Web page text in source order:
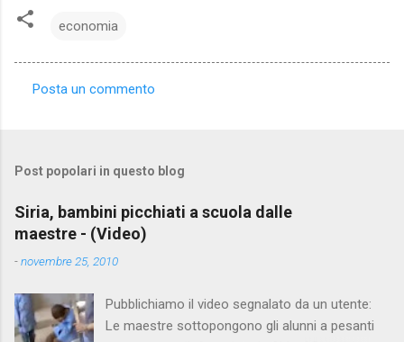
economia
e
n
t
Posta un commento
Post popolari in questo blog
Siria, bambini picchiati a scuola dalle
maestre - (Video)
-novembre 25, 2010
Pubblichiamo il video segnalato da un utente:
Le maestre sottopongono gli alunni a pesanti